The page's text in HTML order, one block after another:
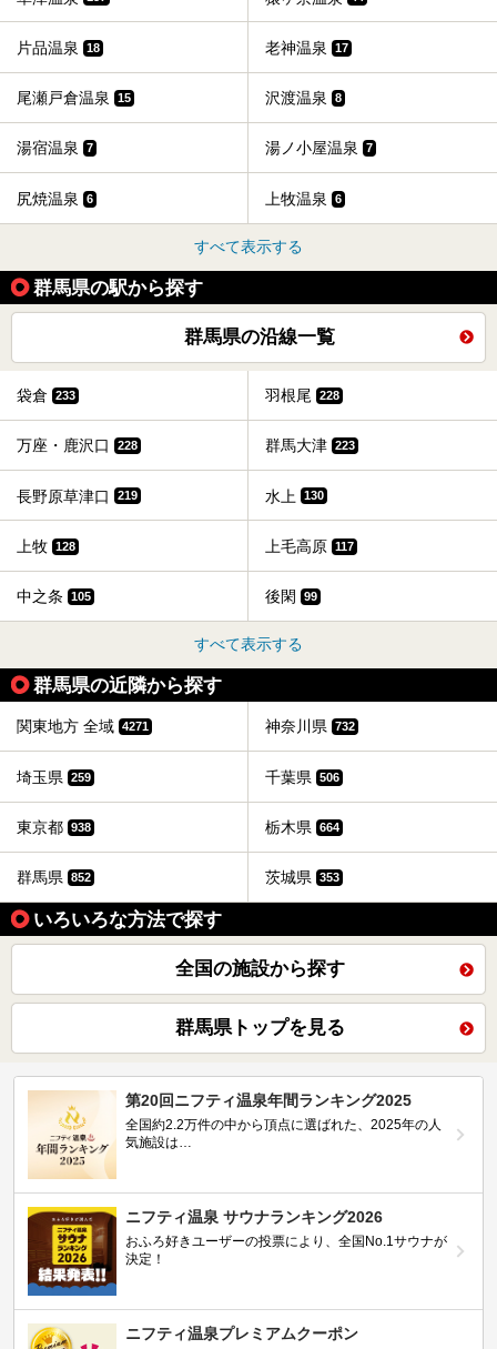
片品温泉 18 老神温泉 17
尾瀬戸倉温泉 15 沢渡温泉 8
湯宿温泉 7 湯ノ小屋温泉 7
尻焼温泉 6 上牧温泉 6
すべて表示する
群馬県の駅から探す
群馬県の沿線一覧
袋倉 233 羽根尾 228
万座・鹿沢口 228 群馬大津 223
長野原草津口 219 水上 130
上牧 128 上毛高原 117
中之条 105 後閑 99
すべて表示する
群馬県の近隣から探す
関東地方 全域 4271 神奈川県 732
埼玉県 259 千葉県 506
東京都 938 栃木県 664
群馬県 852 茨城県 353
いろいろな方法で探す
全国の施設から探す
群馬県トップを見る
第20回ニフティ温泉年間ランキング2025
全国約2.2万件の中から頂点に選ばれた、2025年の人
気施設は…
ニフティ温泉 サウナランキング2026
おふろ好きユーザーの投票により、全国No.1サウナが
決定！
ニフティ温泉プレミアムクーポン